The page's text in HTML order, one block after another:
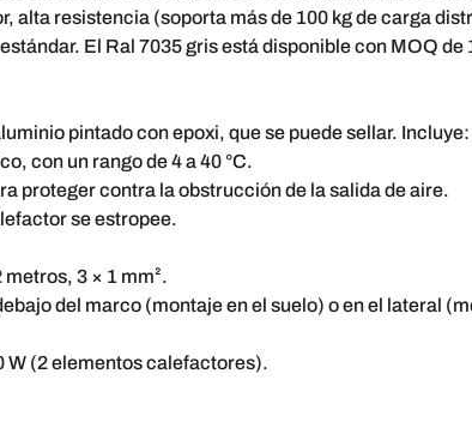
alta resistencia (soporta más de 100 kg de carga
El Ral 7035 gris está disponible con MOQ de
pintado con epoxi, que se puede sellar. Incluye:
con un rango de 4 a 40 °C.
proteger contra la obstrucción de la salida de aire.
se estropee.
3 × 1 mm².
del marco (montaje en el suelo) o en el lateral
W (2 elementos calefactores).